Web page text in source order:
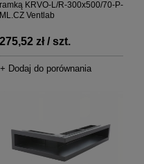
ramką KRVO-L/R-300x500/70-P-
ML.CZ Ventlab
275,52 zł / szt.
+ Dodaj do porównania